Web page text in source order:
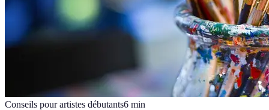
Conseils pour artistes débutants6 min